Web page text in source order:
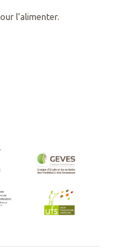
l’alimenter.